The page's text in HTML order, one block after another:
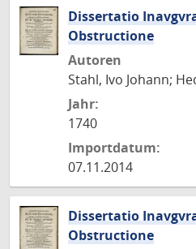
Dissertatio
Obstructione
Autoren
Stahl, Ivo Johann;
Jahr:
1740
Importdatum:
07.11.2014
Dissertatio
Obstructione